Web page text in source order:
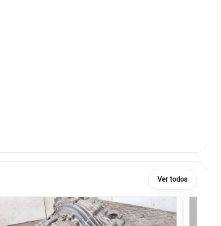
Ver todos